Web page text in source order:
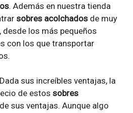
. Además en nuestra tienda
sobres acolchados de muy
los más pequeños
con los que transportar
Dada sus increíbles ventajas, la
de estos sobres
sus ventajas. Aunque algo